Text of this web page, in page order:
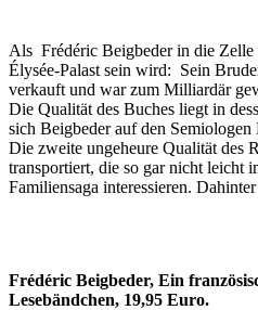
Als Frédéric Beigbeder in die Zelle
Élysée-Palast sein wird: Sein
verkauft und war zum Milliardär
Die Qualität des Buches liegt in
sich Beigbeder auf den
Die zweite ungeheure Qualität des
transportiert, die so gar nicht leicht
Familiensaga interessieren.
Frédéric Beigbeder, Ein
Lesebändchen, 19,95 Euro.